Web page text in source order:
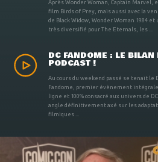
Après Wonder Woman, Captain Marvel,
film Birds of Prey, mais aussi avec la
de Black Widow, Wonder Woman 1984 et
très diversifié pour The Eternals, les ...
DC FANDOME : LE BILAN
PODCAST !
Au cours du weekend passé se tenait le
Fandome, premier évènement
ligne et 100% consacré aux univers de
angle définitivement axé sur les
filmiques ...